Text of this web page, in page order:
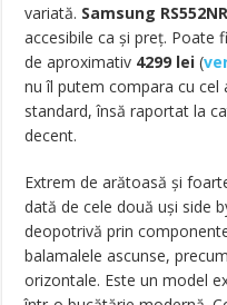
variată. Samsung
accesibile ca și preț. Poate
de aproximativ 4299 lei(
nu îl putem compara cu
standard, însă raportat la
decent.
Extrem de arătoasă și
dată de cele două uși side
deopotrivă prin
balamalele ascunse,
orizontale. Este un model